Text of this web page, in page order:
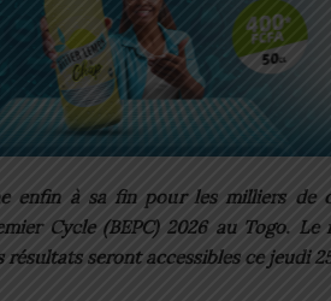
enfin à sa fin pour les milliers de
Cycle (BEPC) 2026 au Togo.
résultats seront accessibles ce jeudi